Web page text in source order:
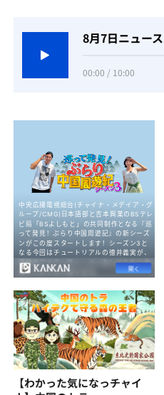
8月7日ニュース
00:00 / 10:00
【わかった気になっチャイ